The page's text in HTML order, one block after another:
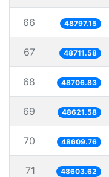
66 48797.15
67 48711.58
68 48706.83
69 48621.58
70 48609.76
71 48603.62